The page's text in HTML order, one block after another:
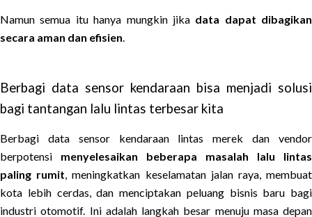
Namun semua itu hanya mungkin jika data dapat dibagikan
secara aman dan efisien.
Berbagi data sensor kendaraan bisa menjadi solusi
bagi tantangan lalu lintas terbesar kita
Berbagi data sensor kendaraan lintas merek dan vendor
berpotensi menyelesaikan beberapa masalah lalu lintas
paling rumit , meningkatkan keselamatan jalan raya, membuat
kota lebih cerdas, dan menciptakan peluang bisnis baru bagi
industri otomotif. Ini adalah langkah besar menuju masa depan